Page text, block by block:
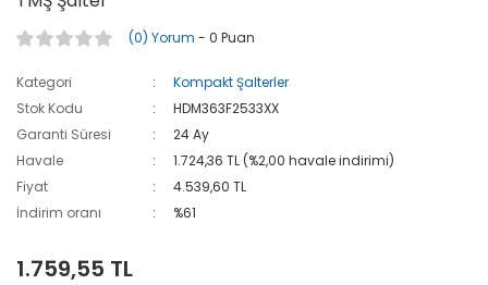
(0) Yorum - 0 Puan
Kategori
Kompakt Şalterler
Stok Kodu
HDM363F2533XX
Garanti Süresi
24 Ay
Havale
1.724,36 TL (%2,00 havale indirimi)
Fiyat
4.539,60 TL
İndirim oranı
%61
1.759,55 TL